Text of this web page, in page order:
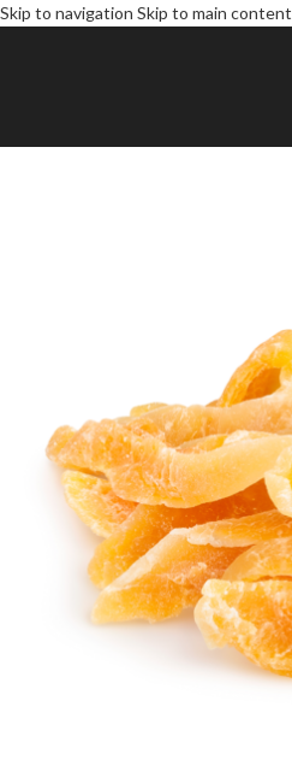
Skip to navigation Skip to main content